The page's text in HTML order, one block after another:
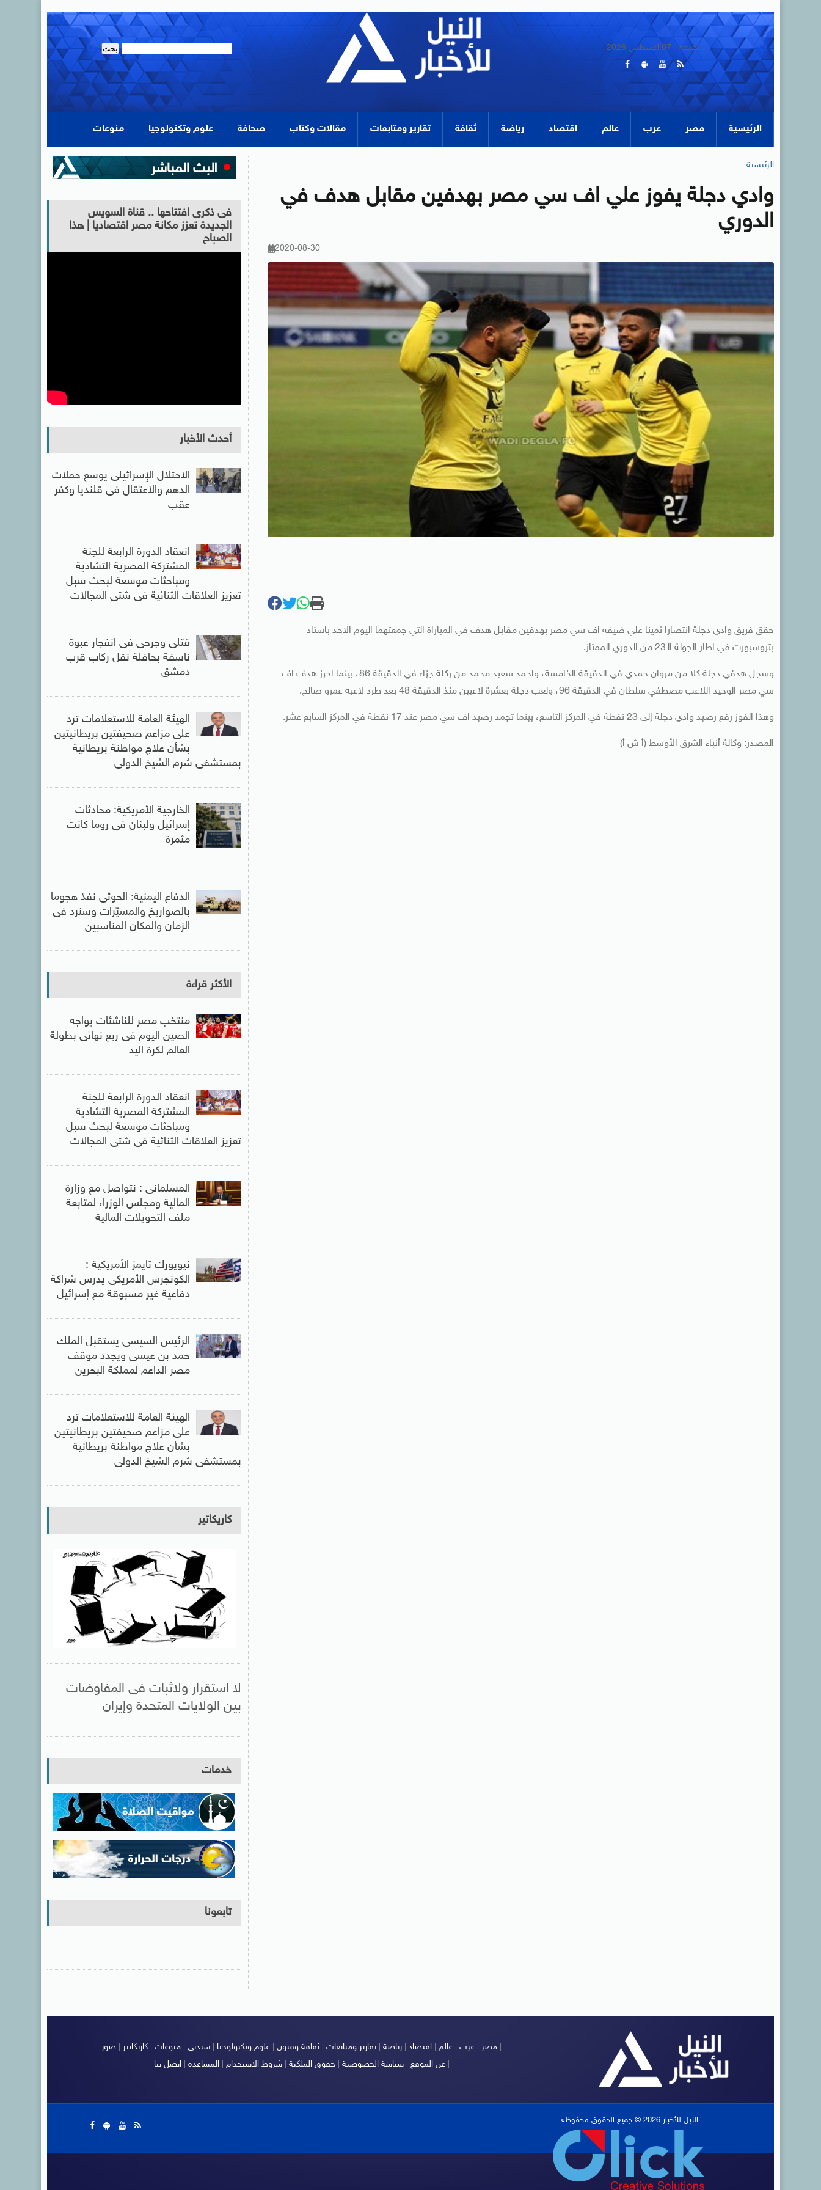
الجمعة - 07 أغسطس 2026
الرئيسية مصر عرب عالم اقتصاد رياضة ثقافة تقارير ومتابعات مقالات وكتاب صحافة علوم وتكنولوجيا منوعات
الرئيسية
وادي دجلة يفوز علي اف سي مصر بهدفين مقابل هدف في
الدوري
2020-08-30
حقق فريق وادي دجلة انتصارا ثمينا علي ضيفه اف سي مصر بهدفين مقابل هدف في المباراة التي جمعتهما اليوم الاحد باستاد
بتروسبورت في اطار الجولة الـ23 من الدوري الممتاز.
وسجل هدفي دجلة كلا من مروان حمدي في الدقيقة الخامسة، واحمد سعيد محمد من ركلة جزاء في الدقيقة 86، بينما احرز هدف اف
سي مصر الوحيد اللاعب مصطفي سلطان في الدقيقة 96، ولعب دجلة بعشرة لاعبين منذ الدقيقة 48 بعد طرد لاعبه عمرو صالح.
وهذا الفوز رفع رصيد وادي دجلة إلى 23 نقطة في المركز التاسع، بينما تجمد رصيد اف سي مصر عند 17 نقطة في المركز السابع عشر.
المصدر: وكالة أنباء الشرق الأوسط (أ ش أ)
فى ذكرى افتتاحها .. قناة السويس
الجديدة تعزز مكانة مصر اقتصاديا | هذا
الصباح
أحدث الأخبار
الاحتلال الإسرائيلى يوسع حملات
الدهم والاعتقال فى قلنديا وكفر
عقب
انعقاد الدورة الرابعة للجنة
المشتركة المصرية التشادية
ومباحثات موسعة لبحث سبل
تعزيز العلاقات الثنائية فى شتى المجالات
قتلى وجرحى فى انفجار عبوة
ناسفة بحافلة نقل ركاب قرب
دمشق
الهيئة العامة للاستعلامات ترد
على مزاعم صحيفتين بريطانيتين
بشأن علاج مواطنة بريطانية
بمستشفى شرم الشيخ الدولى
الخارجية الأمريكية: محادثات
إسرائيل ولبنان فى روما كانت
مثمرة
الدفاع اليمنية: الحوثى نفذ هجوما
بالصواريخ والمسيّرات وسنرد فى
الزمان والمكان المناسبين
الأكثر قراءة
منتخب مصر للناشئات يواجه
الصين اليوم فى ربع نهائى بطولة
العالم لكرة اليد
انعقاد الدورة الرابعة للجنة
المشتركة المصرية التشادية
ومباحثات موسعة لبحث سبل
تعزيز العلاقات الثنائية فى شتى المجالات
المسلمانى : نتواصل مع وزارة
المالية ومجلس الوزراء لمتابعة
ملف التحويلات المالية
نيويورك تايمز الأمريكية :
الكونجرس الأمريكى يدرس شراكة
دفاعية غير مسبوقة مع إسرائيل
الرئيس السيسى يستقبل الملك
حمد بن عيسى ويجدد موقف
مصر الداعم لمملكة البحرين
الهيئة العامة للاستعلامات ترد
على مزاعم صحيفتين بريطانيتين
بشأن علاج مواطنة بريطانية
بمستشفى شرم الشيخ الدولى
كاريكاتير
لا استقرار ولاثبات فى المفاوضات
بين الولايات المتحدة وإيران
خدمات
تابعونا
مصر عرب عالم اقتصاد رياضة |تقارير ومتابعات |ثقافة وفنون علوم وتكنولوجيا سيدتى منوعات كاريكاتير صور
عن الموقع |سياسة الخصوصية حقوق الملكية |شروط الاستخدام |المساعدة |اتصل بنا |
النيل للأخبار 2026 © جميع الحقوق محفوظة.